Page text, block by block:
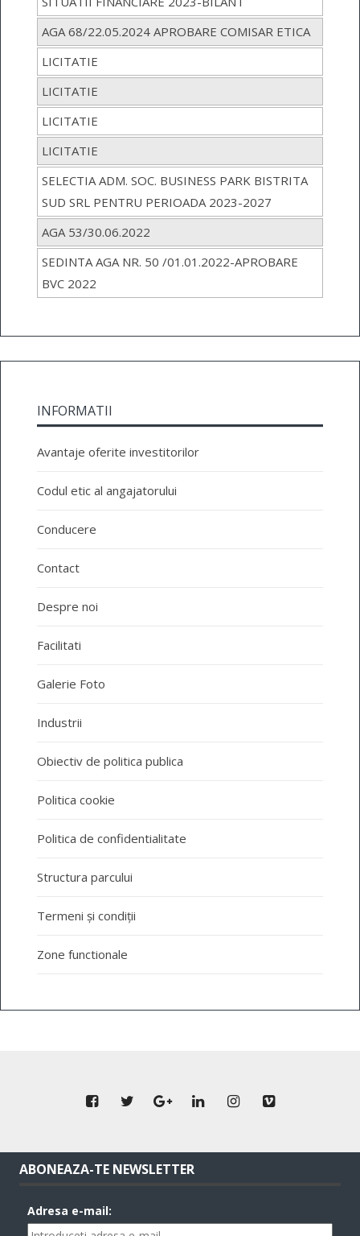
AGA 68/22.05.2024 APROBARE COMISAR ETICA
LICITATIE
LICITATIE
LICITATIE
LICITATIE
SELECTIA ADM. SOC. BUSINESS PARK BISTRITA
SUD SRL PENTRU PERIOADA 2023-2027
AGA 53/30.06.2022
SEDINTA AGA NR. 50 /01.01.2022-APROBARE
BVC 2022
INFORMATII
Avantaje oferite investitorilor
Codul etic al angajatorului
Conducere
Contact
Despre noi
Facilitati
Galerie Foto
Industrii
Obiectiv de politica publica
Politica cookie
Politica de confidentialitate
Structura parcului
Termeni și condiții
Zone functionale
ABONEAZA-TE NEWSLETTER
Adresa e-mail: